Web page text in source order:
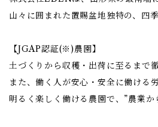
山々に囲まれた置賜盆地独特の、四
【JGAP認証(※)農園】
土づくりから収穫・出荷に至るまで
また、働く人が安心・安全に働ける
明るく楽しく働ける農園で、”農業